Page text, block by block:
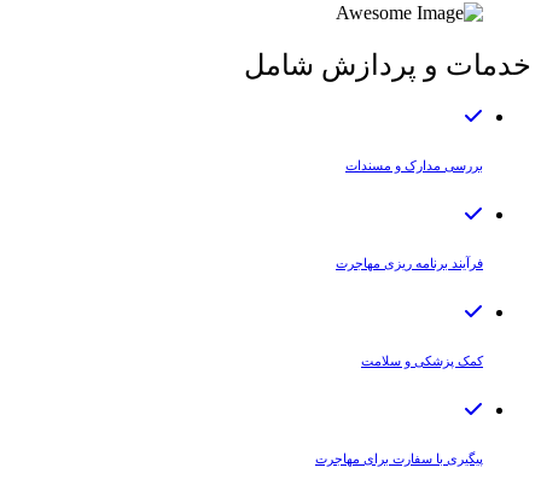
خدمات و پردازش شامل
بررسی مدارک و مسندات
فرآیند برنامه ریزی مهاجرت
کمک پزشکی و سلامت
پیگیری با سفارت برای مهاجرت